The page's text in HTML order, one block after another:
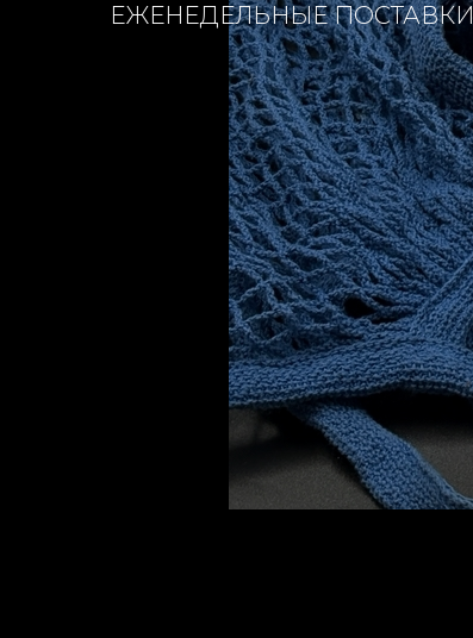
ЕЖЕНЕДЕЛЬНЫЕ ПОСТАВКИ